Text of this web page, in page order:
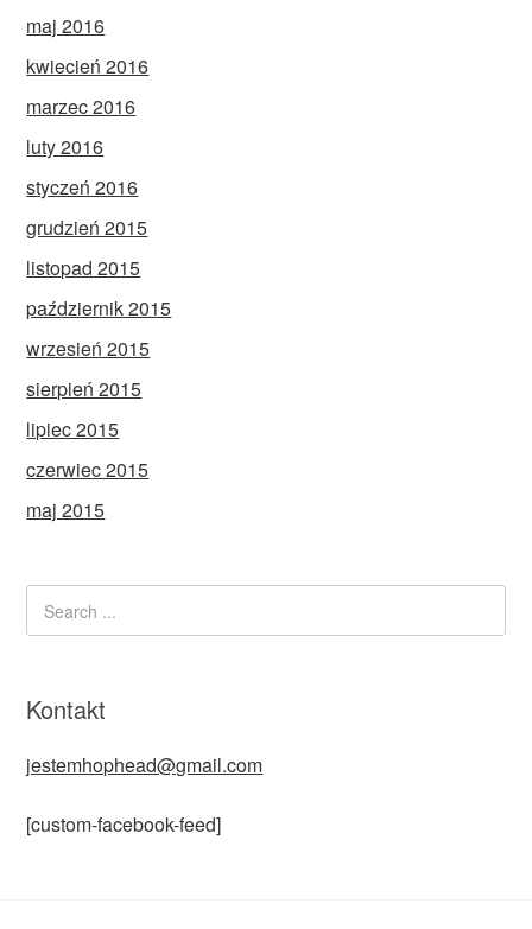
maj 2016
kwiecień 2016
marzec 2016
luty 2016
styczeń 2016
grudzień 2015
listopad 2015
październik 2015
wrzesień 2015
sierpień 2015
lipiec 2015
czerwiec 2015
maj 2015
Kontakt
jestemhophead@gmail.com
[custom-facebook-feed]